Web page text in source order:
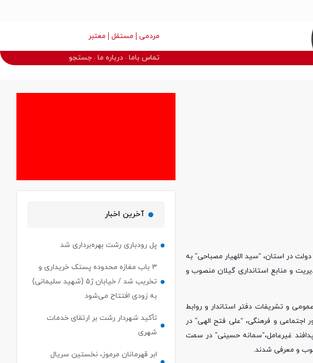
مردمی مستقل معتبر
تماس باما درباره ما جستجو
در استان، “سید اللهیار مصباحی” به
و منابع استانداری گیلان منصوب و
و تشریفات دفتر استاندار و روابط
و فرهنگی، “علی فتح الهی” در
غیرعامل،”سمانه حسینی” در سمت
و معرفی شدند.
آخرین اخبار
پل رودباری رشت بهره‌برداری شد
۳ باب مغازه محدوده پستک خریداری و
تخریب شد / خیابان ژ۵ (شهید سلیمانی)
به زودی افتتاح می‌شود
تأکید شهردار رشت بر ارتقای خدمات
شهری
ابر قهرمانان مرموز، نخستین سریال